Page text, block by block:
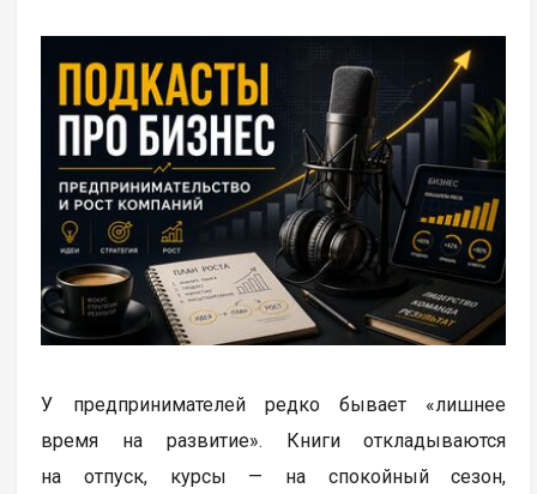
У предпринимателей редко бывает «лишнее
время на развитие». Книги откладываются
на отпуск, курсы — на спокойный сезон,